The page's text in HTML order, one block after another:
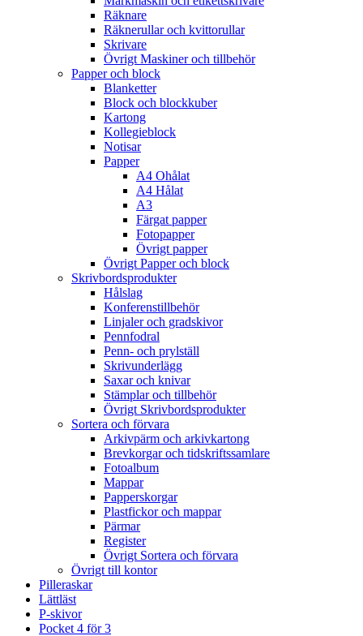
Räknare
Räknerullar och kvittorullar
Skrivare
Övrigt Maskiner och tillbehör
Papper och block
Blanketter
Block och blockkuber
Kartong
Kollegieblock
Notisar
Papper
A4 Ohålat
A4 Hålat
A3
Färgat papper
Fotopapper
Övrigt papper
Övrigt Papper och block
Skrivbordsprodukter
Hålslag
Konferenstillbehör
Linjaler och gradskivor
Pennfodral
Penn- och prylställ
Skrivunderlägg
Saxar och knivar
Stämplar och tillbehör
Övrigt Skrivbordsprodukter
Sortera och förvara
Arkivpärm och arkivkartong
Brevkorgar och tidskriftssamlare
Fotoalbum
Mappar
Papperskorgar
Plastfickor och mappar
Pärmar
Register
Övrigt Sortera och förvara
Övrigt till kontor
Pilleraskar
Lättläst
P-skivor
Pocket 4 för 3